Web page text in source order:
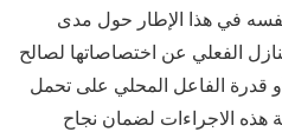
في هذا الإطار حول مدى
الفعلي عن اختصاصاتها لصالح
قدرة الفاعل المحلي على تحمل
هذه الاجراءات لضمان نجاح